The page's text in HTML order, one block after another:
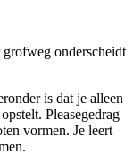
onderscheidt
is dat je alleen
Pleasegedrag
vormen. Je leert